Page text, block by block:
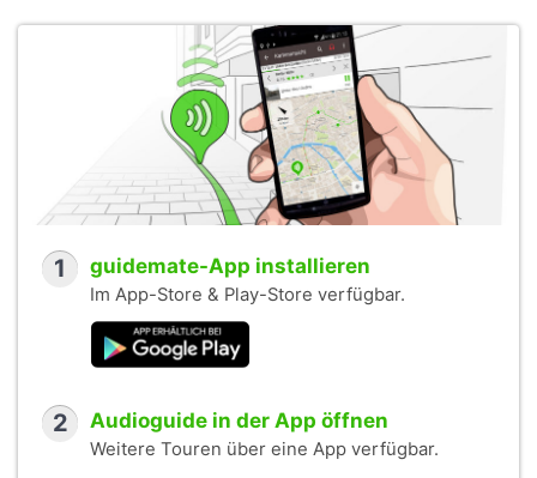
1 guidemate-App installieren
Im App-Store & Play-Store verfügbar.
2 Audioguide in der App öffnen
Weitere Touren über eine App verfügbar.